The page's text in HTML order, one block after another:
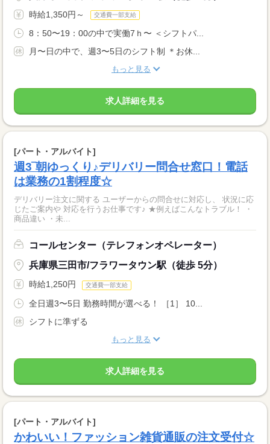
時給1,350円～ 交通費一部支給
8：50〜19：00の中で実働7ｈ〜 ＜シフトパ...
月〜日の中で、週3〜5日のシフト制 ＊お休...
もっと見る
求人詳細を見る
[パート・アルバイト]
週3‾朝ゆっくり♪デリバリー問合せ窓口！電話
は業務の1割程度☆
デリバリー注文に関する ユーザーからの問合せに対応し、 状況に応
じたご案内や 対応を行うお仕事です♪ ★例えばこんなトラブル！ ・
商品違い ・未...
コールセンター（テレフォンオペレーター）
兵庫県三田市/フラワータウン駅（徒歩 5分）
時給1,250円 交通費一部支給
全日週3〜5日 勤務時間が選べる！ ［1］ 10...
シフトに準ずる
もっと見る
求人詳細を見る
[パート・アルバイト]
かわいい！ファッション雑貨通販の注文受付☆